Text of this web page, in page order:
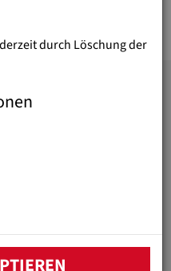
durch Löschung der